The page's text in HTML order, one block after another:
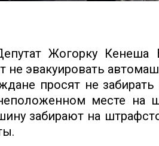
Жогорку Кенеша
не эвакуировать
просят не
месте на
забирают на